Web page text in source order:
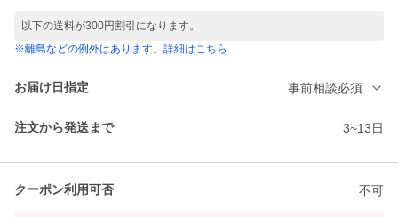
以下の送料が300円割引になります。
※離島などの例外はあります。詳細はこちら
お届け日指定 事前相談必須
注文から発送まで 3~13日
クーポン利用可否 不可